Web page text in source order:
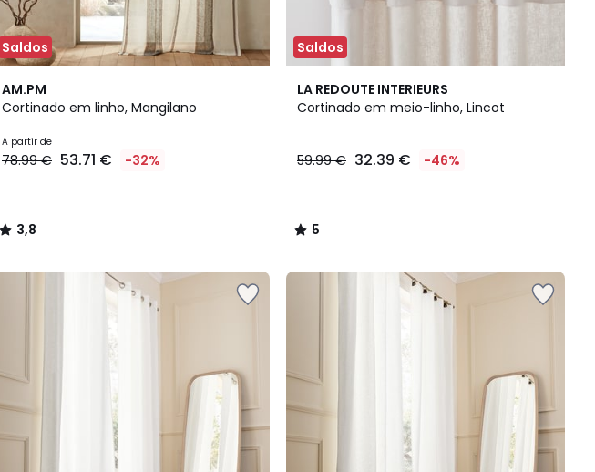
Saldos
AM.PM
Cortinado em linho, Mangilano
A partir de
78.99 € 53.71 € -32%
3,8
/ 5
3,8
/
Saldos
LA REDOUTE INTERIEURS
Cortinado em meio-linho, Lincot
59.99 € 32.39 € -46%
5
/
5
/